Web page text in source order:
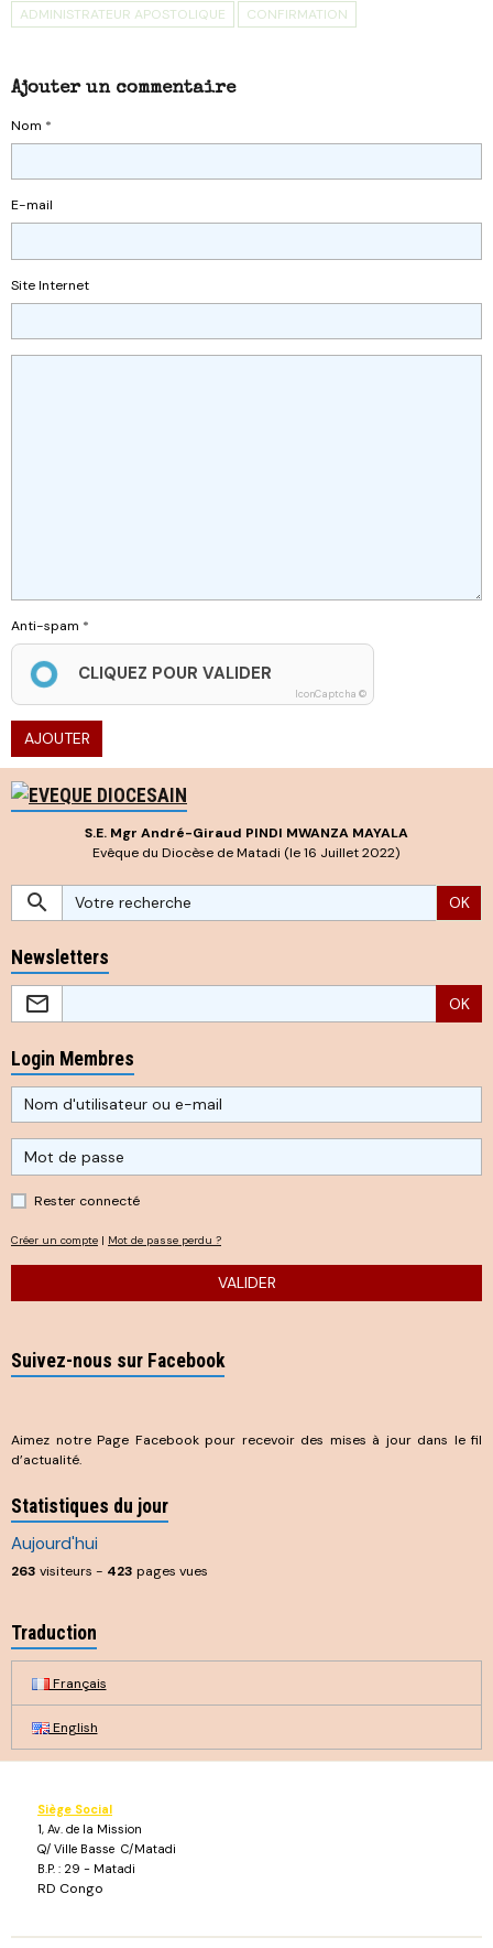
ADMINISTRATEUR APOSTOLIQUE CONFIRMATION
Ajouter un commentaire
Nom
E-mail
Site Internet
Anti-spam
CLIQUEZ POUR VALIDER
IconCaptcha ©
AJOUTER
S.E. Mgr André-Giraud PINDI MWANZA MAYALA
Evêque du Diocèse de Matadi (le 16 Juillet 2022)
OK
Newsletters
OK
Login Membres
Rester connecté
Créer un compte | Mot de passe perdu ?
VALIDER
Suivez-nous sur Facebook
Aimez notre Page Facebook pour recevoir des mises à jour dans le fil
d’actualité.
Statistiques du jour
Aujourd'hui
263 visiteurs - 423 pages vues
Traduction
Français
English
Siège Social
1, Av. de la Mission
Q/ Ville Basse C/Matadi
B.P. : 29 - Matadi
RD Congo